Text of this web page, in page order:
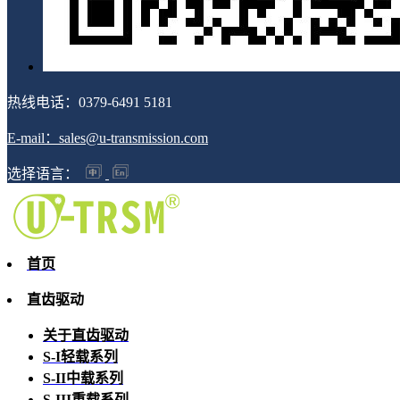
热线电话：0379-6491 5181
E-mail：sales@u-transmission.com
选择语言：
首页
直齿驱动
关于直齿驱动
S-I轻载系列
S-II中载系列